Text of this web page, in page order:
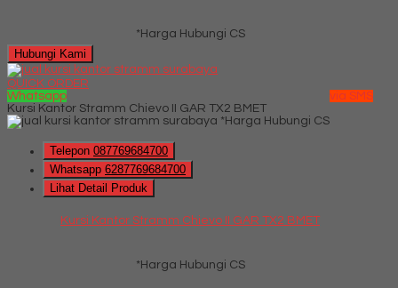
*Harga Hubungi CS
Hubungi Kami
QUICK ORDER
Whatsapp
via SMS
Kursi Kantor Stramm Chievo II GAR TX2 BMET
*Harga Hubungi CS
Telepon 087769684700
Whatsapp 6287769684700
Lihat Detail Produk
Kursi Kantor Stramm Chievo II GAR TX2 BMET
*Harga Hubungi CS